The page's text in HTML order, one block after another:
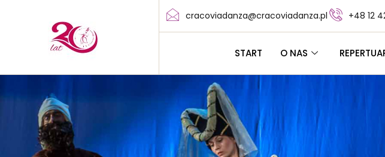
cracoviadanza@cracoviadanza.pl +48 12
START O NAS